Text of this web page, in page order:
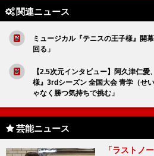
関連ニュース
ミュージカル『テニスの王子様』開
回る」
【2.5次元インタビュー】阿久津仁
様』3rdシーズン 全国大会 青学（せ
ゃなく勝つ気持ちで挑む」
芸能ニュース
「ラストノ